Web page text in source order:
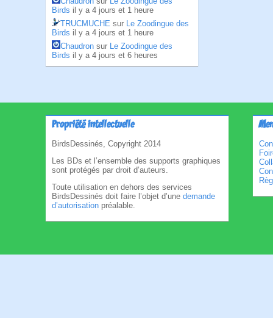
Birds il y a 4 jours et 1 heure
TRUCMUCHE sur Le Zoodingue des
Birds il y a 4 jours et 1 heure
Chaudron sur Le Zoodingue des
Birds il y a 4 jours et 6 heures
Propriété intellectuelle
BirdsDessinés, Copyright 2014
Les BDs et l’ensemble des supports graphiques
sont protégés par droit d’auteurs.
Toute utilisation en dehors des services
BirdsDessinés doit faire l’objet d’une demande
d’autorisation préalable.